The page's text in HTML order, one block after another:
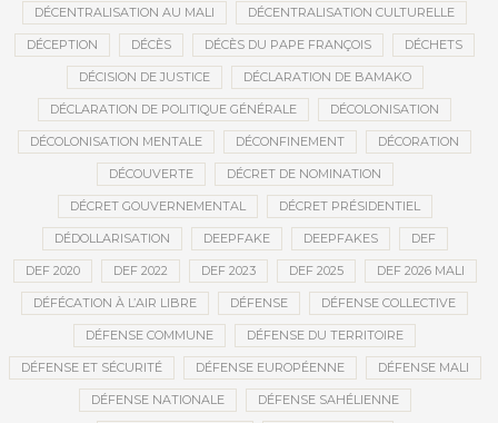
DÉCENTRALISATION AU MALI DÉCENTRALISATION CULTURELLE
DÉCEPTION DÉCÈS DÉCÈS DU PAPE FRANÇOIS DÉCHETS
DÉCISION DE JUSTICE DÉCLARATION DE BAMAKO
DÉCLARATION DE POLITIQUE GÉNÉRALE DÉCOLONISATION
DÉCOLONISATION MENTALE DÉCONFINEMENT DÉCORATION
DÉCOUVERTE DÉCRET DE NOMINATION
DÉCRET GOUVERNEMENTAL DÉCRET PRÉSIDENTIEL
DÉDOLLARISATION DEEPFAKE DEEPFAKES DEF
DEF 2020 DEF 2022 DEF 2023 DEF 2025 DEF 2026 MALI
DÉFÉCATION À L’AIR LIBRE DÉFENSE DÉFENSE COLLECTIVE
DÉFENSE COMMUNE DÉFENSE DU TERRITOIRE
DÉFENSE ET SÉCURITÉ DÉFENSE EUROPÉENNE DÉFENSE MALI
DÉFENSE NATIONALE DÉFENSE SAHÉLIENNE